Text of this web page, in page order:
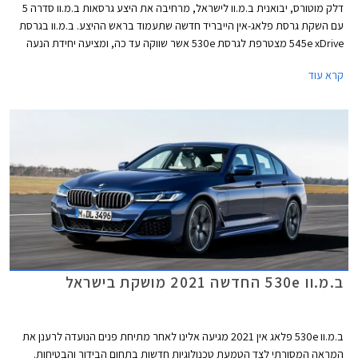
דלק מוטורס, יבואנית ב.מ.וו לישראל, מרחיבה את היצע גרסאות ב.מ.וו סדרה 5
עם השקת גרסת פלאג-אין הייבריד חדשה שתעמוד בראש ההיצע. ב.מ.וו בגרסת
545e xDrive מצטרפת לגרסת 530e אשר שווקה עד כה, ומציעה יחידת הנעה
קרא עוד
ב.מ.וו 530e החדשה 2021 מושקת בישראל
ב.מ.וו 530e פלאג אין 2021 מגיעה אלינו לאחר מתיחת פנים הנועדה לרענן את
המראה המסורתי לצד הטמעת טכנולוגיות חדשות בתחום הבידור והבטיחות.